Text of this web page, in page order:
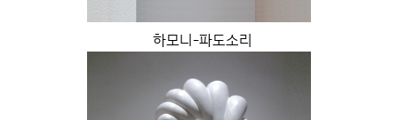
하모니-파도소리